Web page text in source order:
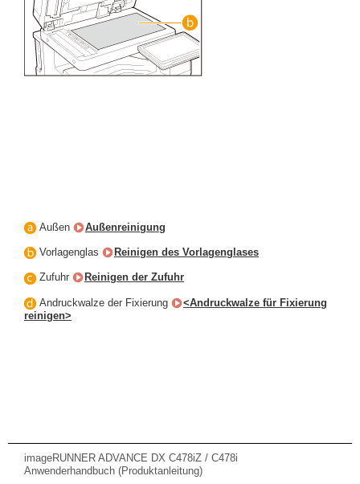
Außen Außenreinigung
Vorlagenglas Reinigen des Vorlagenglases
Zufuhr Reinigen der Zufuhr
Andruckwalze der Fixierung
<Andruckwalze für Fixierung
reinigen>
imageRUNNER ADVANCE DX C478iZ / C478i
Anwenderhandbuch (Produktanleitung)